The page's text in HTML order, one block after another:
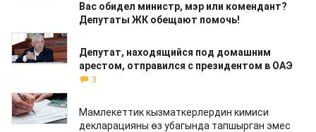
Вас обидел министр, мэр или комендант?
Депутаты ЖК обещают помочь!
12.12.2019
Депутат, находящийся под домашним
арестом, отправился с президентом в ОАЭ
3
04.10.2019
Мамлекеттик кызматкерлердин кимиси
декларацияны өз убагында тапшырган эмес